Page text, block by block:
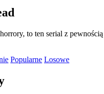
to ten serial z
Popularne Losowe